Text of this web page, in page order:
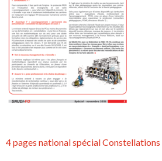
4 pages national spécial Constellations